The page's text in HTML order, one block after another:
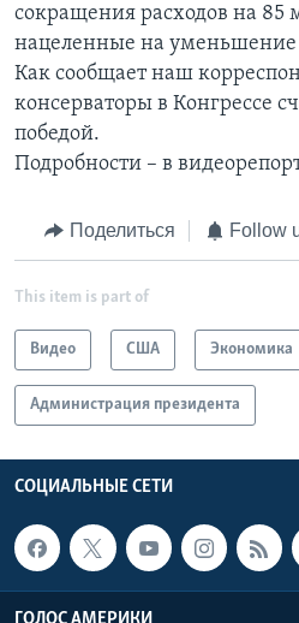
НЬЮ-ЙОРК NEW YORK
АМЕРИКА. БОЛЬШОЕ
ТЕСТЫ
ВИДЕО
ПОДПИСКА НА НОВОСТИ
Learning English
Языки
сокращения расходов на 85
нацеленные на
Как сообщает наш
консерваторы в Конгрессе
победой.
Подробности – в
Поделиться Follow
This item is part of
Видео США Экономика
Администрация президента
СОЦИАЛЬНЫЕ СЕТИ
ГОЛОС АМЕРИКИ